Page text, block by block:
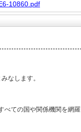
10860.pdf
なします。
べての国や関係機関を網羅